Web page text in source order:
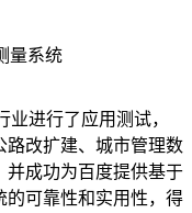
量系统
进行了应用测试，
路改扩建、城市管理数
并成功为百度提供基于
的可靠性和实用性，得